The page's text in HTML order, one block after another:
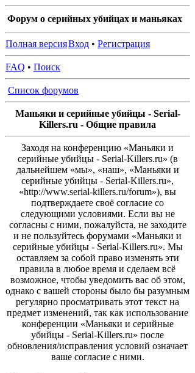
Форум о серийных убийцах и маньяках
Полная версияВход • Регистрация
FAQ • Поиск
Список форумов
Маньяки и серийные убийцы - Serial-
Killers.ru - Общие правила
Заходя на конференцию «Маньяки и
серийные убийцы - Serial-Killers.ru» (в
дальнейшем «мы», «наш», «Маньяки и
серийные убийцы - Serial-Killers.ru»,
«http://www.serial-killers.ru/forum»), вы
подтверждаете своё согласие со
следующими условиями. Если вы не
согласны с ними, пожалуйста, не заходите
и не пользуйтесь форумами «Маньяки и
серийные убийцы - Serial-Killers.ru». Мы
оставляем за собой право изменять эти
правила в любое время и сделаем всё
возможное, чтобы уведомить вас об этом,
однако с вашей стороны было бы разумным
регулярно просматривать этот текст на
предмет изменений, так как использование
конференции «Маньяки и серийные
убийцы - Serial-Killers.ru» после
обновления/исправления условий означает
ваше согласие с ними.